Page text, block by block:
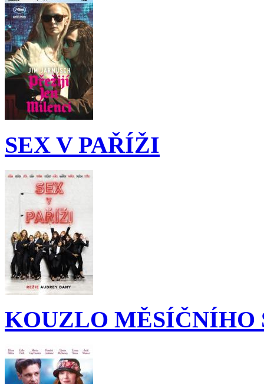
SEX V PAŘÍŽI
KOUZLO MĚSÍČNÍHO